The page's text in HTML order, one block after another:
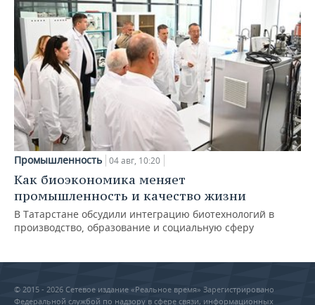
Промышленность 04 авг, 10:20
Как биоэкономика меняет
промышленность и качество жизни
В Татарстане обсудили интеграцию биотехнологий в
производство, образование и социальную сферу
© 2015 - 2026 Сетевое издание «Реальное время» Зарегистрировано
Федеральной службой по надзору в сфере связи, информационных